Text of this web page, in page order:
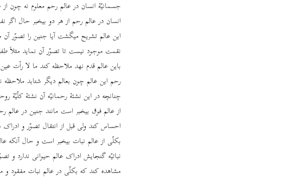
جسمانیّۀ انسان در عالم رحم معلوم نه چون
انسان در عالم رحم از هر دو بیخبر حال
این عالم تشریح میگشت آیا جنین را تصوّر آن
نقمت موجود نیست تا تصوّر آن نماید مثلاً
باین عالم قدم نهد ملاحظه کند ما لا
رحم این عالم چون بعالم دیگر شتابد
چنانچه در این نشئۀ رحمانیّه آن نشئۀ کلّیّۀ
از عالم فوق بیخبر است مانند جنین در عالم
احساس کند ولی قبل از انتقال تصوّر و
بکلّی از عالم نبات بیخبر است و حال آنکه
نباتیّه گنجایش ادراک عالم حیوانی ندارد و
مشاهده کند که بکلّی در عالم نبات مفقود و